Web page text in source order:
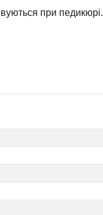
при педикюрі.